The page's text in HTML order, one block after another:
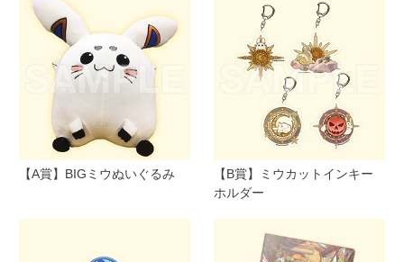
【A賞】BIGミウぬいぐるみ
【B賞】ミウカットインキー
ホルダー